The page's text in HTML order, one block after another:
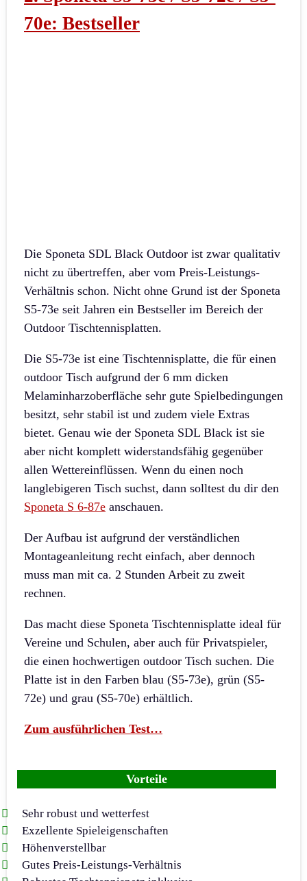
70e: Bestseller
Die Sponeta SDL Black Outdoor ist zwar qualitativ
nicht zu übertreffen, aber vom Preis-Leistungs-
Verhältnis schon. Nicht ohne Grund ist der Sponeta
S5-73e seit Jahren ein Bestseller im Bereich der
Outdoor Tischtennisplatten.
Die S5-73e ist eine Tischtennisplatte, die für einen
outdoor Tisch aufgrund der 6 mm dicken
Melaminharzoberfläche sehr gute Spielbedingungen
besitzt, sehr stabil ist und zudem viele Extras
bietet. Genau wie der Sponeta SDL Black ist sie
aber nicht komplett widerstandsfähig gegenüber
allen Wettereinflüssen. Wenn du einen noch
langlebigeren Tisch suchst, dann solltest du dir den
Sponeta S 6-87e anschauen.
Der Aufbau ist aufgrund der verständlichen
Montageanleitung recht einfach, aber dennoch
muss man mit ca. 2 Stunden Arbeit zu zweit
rechnen.
Das macht diese Sponeta Tischtennisplatte ideal für
Vereine und Schulen, aber auch für Privatspieler,
die einen hochwertigen outdoor Tisch suchen. Die
Platte ist in den Farben blau (S5-73e), grün (S5-
72e) und grau (S5-70e) erhältlich.
Zum ausführlichen Test…
Vorteile
Sehr robust und wetterfest
Exzellente Spieleigenschaften
Höhenverstellbar
Gutes Preis-Leistungs-Verhältnis